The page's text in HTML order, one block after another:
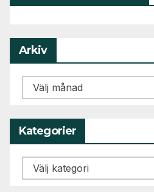
Arkiv
Arkiv
Kategorier
Kategorier